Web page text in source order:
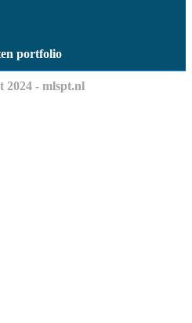
portfolio
2024 - mlspt.nl